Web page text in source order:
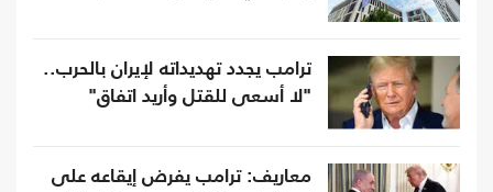
ترامب يجدد تهديداته لإيران بالحرب..
"لا أسعى للقتل وأريد اتفاق"
معاريف: ترامب يفرض إيقاعه على